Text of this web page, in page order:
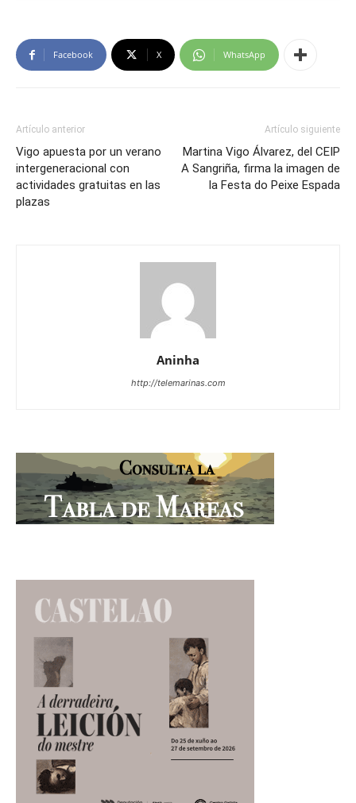
Facebook X WhatsApp
Artículo anterior
Vigo apuesta por un verano
intergeneracional con
actividades gratuitas en las
plazas
Artículo siguiente
Martina Vigo Álvarez, del CEIP
A Sangriña, firma la imagen de
la Festa do Peixe Espada
Aninha
http://telemarinas.com